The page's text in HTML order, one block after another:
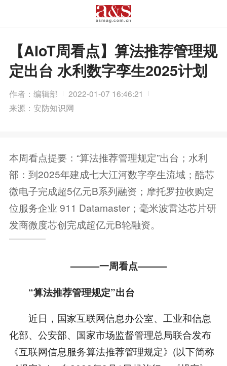
【AIoT周看点】算法推荐管理规
定出台 水利数字孪生2025计划
作者：编辑部
2022-01-07 16:46:21
来源：安防知识网
本周看点提要：“算法推荐管理规定”出台；水利
部：到2025年建成七大江河数字孪生流域；酷芯
微电子完成超5亿元B系列融资；摩托罗拉收购定
位服务企业 911 Datamaster；毫米波雷达芯片研
发商微度芯创完成超亿元B轮融资。
———一周看点———
“算法推荐管理规定”出台
近日，国家互联网信息办公室、工业和信息
化部、公安部、国家市场监督管理总局联合发布
《互联网信息服务算法推荐管理规定》(以下简称